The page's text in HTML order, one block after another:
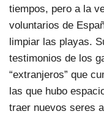
tiempos, pero a la
voluntarios de
limpiar las playas.
testimonios de los
“extranjeros” que
las que hubo
traer nuevos seres